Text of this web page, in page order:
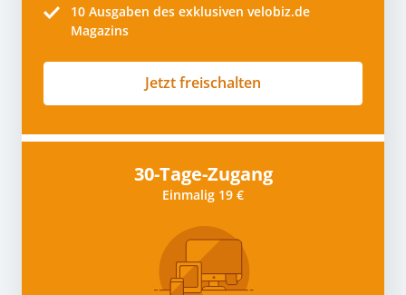
10 Ausgaben des exklusiven velobiz.de
Magazins
Jetzt freischalten
30-Tage-Zugang
Einmalig 19 €